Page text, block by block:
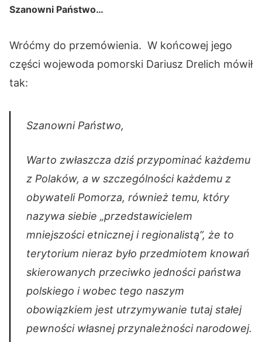
Szanowni Państwo…
Wróćmy do przemówienia. W końcowej jego
części wojewoda pomorski Dariusz Drelich mówił
tak:
Szanowni Państwo,
Warto zwłaszcza dziś przypominać każdemu
z Polaków, a w szczególności każdemu z
obywateli Pomorza, również temu, który
nazywa siebie „przedstawicielem
mniejszości etnicznej i regionalistą”, że to
terytorium nieraz było przedmiotem knowań
skierowanych przeciwko jedności państwa
polskiego i wobec tego naszym
obowiązkiem jest utrzymywanie tutaj stałej
pewności własnej przynależności narodowej.